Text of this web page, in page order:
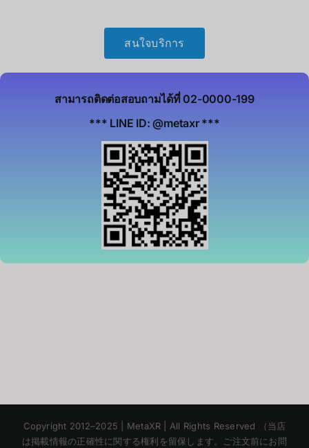
สนใจบริการ
สามารถติดต่อสอบถามได้ที่ 02-0000-199
*** LINE ID: @metaxr ***
Copyright 2012–2025 | MetaXR | All Rights Reserved （当店
は掲載情報の正確性に関する権利を留保します。ご注文前にお問
Chinese